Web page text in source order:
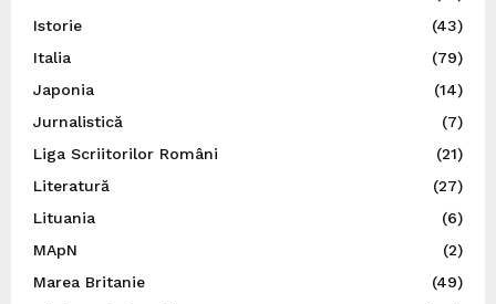
Istorie
(43)
Italia
(79)
Japonia
(14)
Jurnalistică
(7)
Liga Scriitorilor Români
(21)
Literatură
(27)
Lituania
(6)
MApN
(2)
Marea Britanie
(49)